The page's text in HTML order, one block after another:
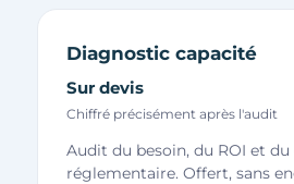
Diagnostic capacité
Sur devis
Chiffré précisément après l'audit
Audit du besoin, du ROI et du
réglementaire. Offert, sans